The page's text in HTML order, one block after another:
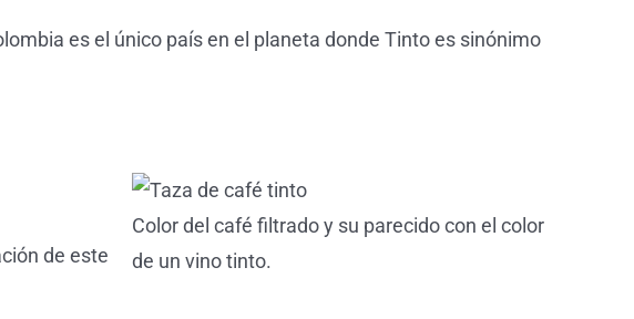
es el único país en el planeta donde Tinto es sinónimo
Color del café filtrado y su parecido con el color
de un vino tinto.
de este